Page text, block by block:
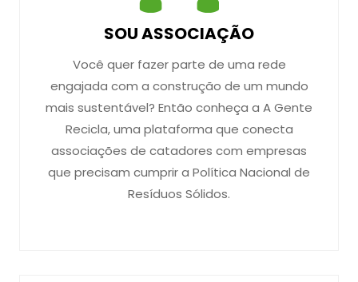
SOU ASSOCIAÇÃO
Você quer fazer parte de uma rede
engajada com a construção de um mundo
mais sustentável? Então conheça a A Gente
Recicla, uma plataforma que conecta
associações de catadores com empresas
que precisam cumprir a Política Nacional de
Resíduos Sólidos.